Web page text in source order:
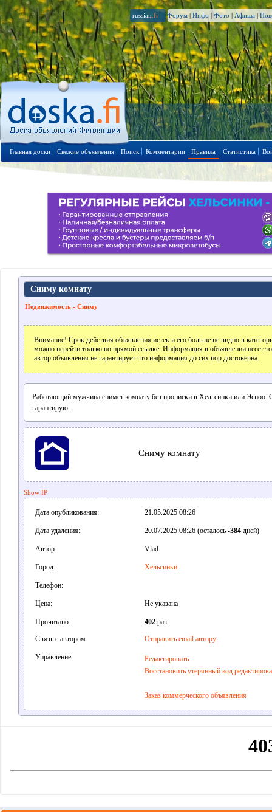
russian .fi Форум | Инфо | Фото | Афиша |
Главная доски Свежие объявления Поиск Комментарии Правила Статистика
Сниму комнату
Недвижимость - Сниму
Внимание! Срок действия объявления истек и его больше не видно в
можно перейти только по прямой ссылке. Информация в объявлении несет
автор объявления не гарантирует что информация до сих пор достоверна.
Работающий мужчина снимет комнату без прописки в Хельсинки или Эспоо.
гарантирую.
Сниму комнату
Show IP
Дата опубликования: 21.05.2025 08:26
Дата удаления: 20.07.2025 08:26 (осталось -384дней)
Автор: Vlad
Город: Хельсинки
Телефон:
Цена: Не указана
Прочитано: 402раз
Связь с автором:
Отправить email автору
Управление:
Редактировать
Восстановить утерянный код
Заказ коммерческого объявления